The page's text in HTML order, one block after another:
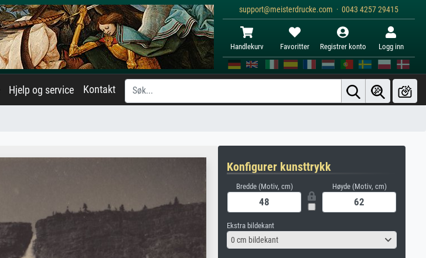
support@meisterdrucke.com · 0043 4257 29415
Handlekurv Favoritter Registrer konto Logg inn
Hjelp og service Kontakt
Konfigurer kunsttrykk
Bredde (Motiv, cm) Høyde (Motiv, cm)
Ekstra bildekant
0 cm bildekant